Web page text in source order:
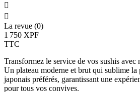


La revue (0)
1 750 XPF
TTC
Transformez le service de vos sushis avec
Un plateau moderne et brut qui sublime la
japonais préférés, garantissant une
pour tous vos convives.